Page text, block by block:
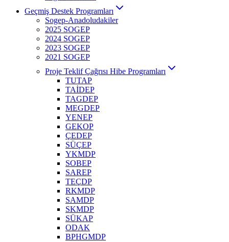
Geçmiş Destek Programları
Sogep-Anadoludakiler
2025 SOGEP
2024 SOGEP
2023 SOGEP
2021 SOGEP
Proje Teklif Çağrısı Hibe Programları
TUTAP
TAİDEP
TAGDEP
MEGDEP
YENEP
GEKOP
ÇEDEP
SÜÇEP
YKMDP
SOBEP
SAREP
TEÇDP
RKMDP
SAMDP
SKMDP
SÜKAP
ODAK
BPHGMDP